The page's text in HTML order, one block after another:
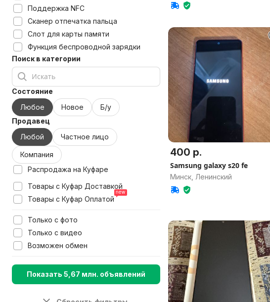
Поддержка NFC
Сканер отпечатка пальца
Слот для карты памяти
Функция беспроводной зарядки
Поиск в категории
Состояние
Любое
Новое
Б/у
Продавец
Любой
Частное лицо
Компания
Распродажа на Куфаре
Товары с Куфар Доставкой
Товары с Куфар Оплатой
Только с фото
Только с видео
Возможен обмен
Показать 5,67 млн. объявлений
400 р.
Samsung galaxy s20 fe
Минск, Ленинский